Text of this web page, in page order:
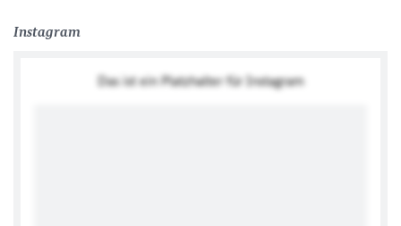
Instagram
Das ist ein Platzhalter für Instagram